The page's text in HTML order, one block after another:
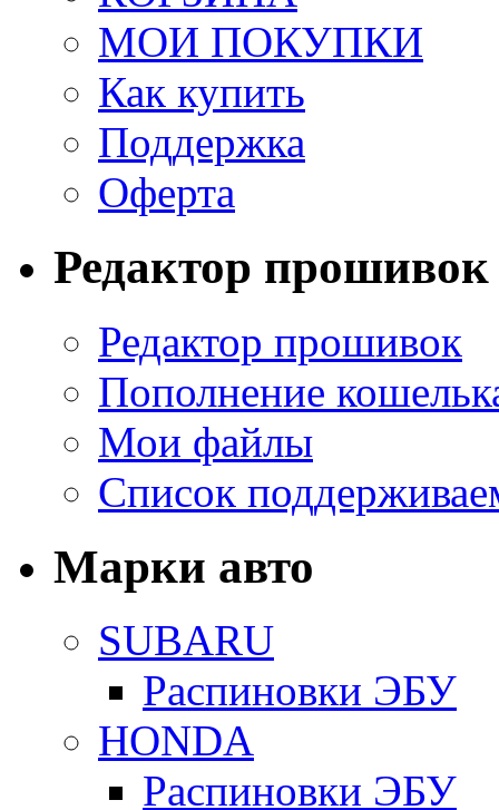
МОИ ПОКУПКИ
Как купить
Поддержка
Оферта
Редактор прошивок
Редактор прошивок
Пополнение
Мои файлы
Список
Марки авто
SUBARU
Распиновки ЭБУ
HONDA
Распиновки ЭБУ